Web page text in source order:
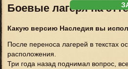
Боевые лагеря на
Какую версию Наследия вы
После переноса лагерей в текстах
расположения.
Три года назад поднимал вопрос,